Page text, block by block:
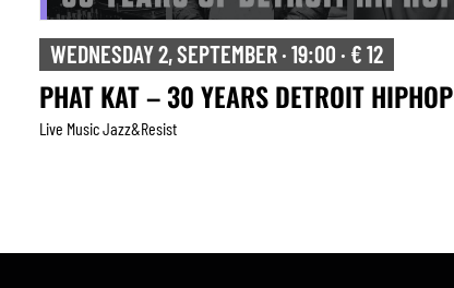
WEDNESDAY 2, SEPTEMBER · 19:00 · € 12
PHAT KAT – 30 YEARS DETROIT HIPHOP
Live Music Jazz&resist